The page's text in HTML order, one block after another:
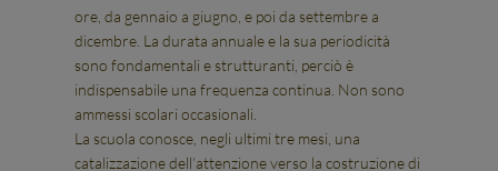
ore, da gennaio a giugno, e poi da settembre a
dicembre. La durata annuale e la sua periodicità
sono fondamentali e strutturanti, perciò è
indispensabile una frequenza continua. Non sono
ammessi scolari occasionali.
La scuola conosce, negli ultimi tre mesi, una
catalizzazione dell’attenzione verso la costruzione di